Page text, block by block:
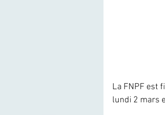
La FNPF est
lundi 2 mars